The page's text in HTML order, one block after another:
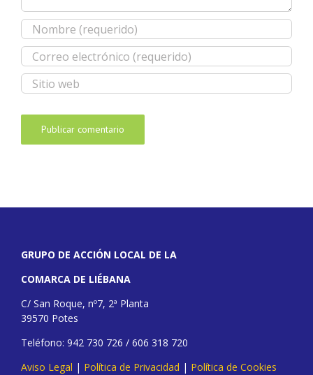
GRUPO DE ACCIÓN LOCAL DE LA
COMARCA DE LIÉBANA
C/ San Roque, nº7, 2ª Planta
39570 Potes
Teléfono: 942 730 726 / 606 318 720
Aviso Legal | Política de Privacidad | Política de Cookies